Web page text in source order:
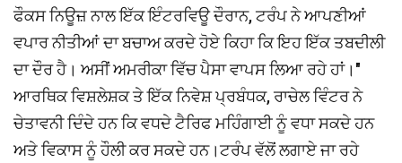
ਫੌਕਸ ਨਿਊਜ਼ ਨਾਲ ਇੱਕ ਇੰਟਰਵਿਊ ਦੌਰਾਨ, ਟਰੰਪ ਨੇ ਆਪਣੀਆਂ
ਵਪਾਰ ਨੀਤੀਆਂ ਦਾ ਬਚਾਅ ਕਰਦੇ ਹੋਏ ਕਿਹਾ ਕਿ ਇਹ ਇੱਕ ਤਬਦੀਲੀ
ਦਾ ਦੌਰ ਹੈ। ਅਸੀਂ ਅਮਰੀਕਾ ਵਿੱਚ ਪੈਸਾ ਵਾਪਸ ਲਿਆ ਰਹੇ ਹਾਂ।"
ਆਰਥਿਕ ਵਿਸ਼ਲੇਸ਼ਕ ਤੇ ਇੱਕ ਨਿਵੇਸ਼ ਪ੍ਰਬੰਧਕ, ਰਾਚੇਲ ਵਿੰਟਰ ਨੇ
ਚੇਤਾਵਨੀ ਦਿੰਦੇ ਹਨ ਕਿ ਵਧਦੇ ਟੈਰਿਫ ਮਹਿੰਗਾਈ ਨੂੰ ਵਧਾ ਸਕਦੇ ਹਨ
ਅਤੇ ਵਿਕਾਸ ਨੂੰ ਹੌਲੀ ਕਰ ਸਕਦੇ ਹਨ।ਟਰੰਪ ਵੱਲੋਂ ਲਗਾਏ ਜਾ ਰਹੇ